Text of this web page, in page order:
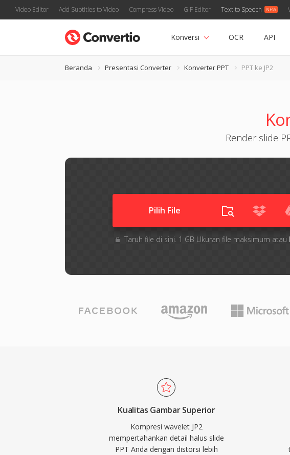
Video Editor Add Subtitles to Video Compress Video GIF Editor Text to Speech
Konversi OCR API
Beranda Presentasi Converter Konverter PPT PPT ke JP2
Render slide
Pilih File
Taruh file di sini. 1 GB Ukuran file maksimum atau
Kualitas Gambar Superior
Kompresi wavelet JP2
mempertahankan detail halus slide
PPT Anda dengan distorsi lebih